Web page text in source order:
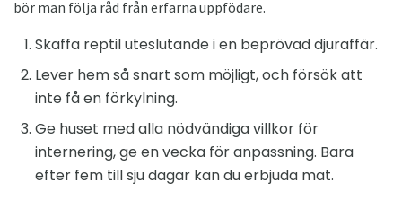
bör man följa råd från erfarna uppfödare.
Skaffa reptil uteslutande i en beprövad djuraffär.
Lever hem så snart som möjligt, och försök att
inte få en förkylning.
Ge huset med alla nödvändiga villkor för
internering, ge en vecka för anpassning. Bara
efter fem till sju dagar kan du erbjuda mat.